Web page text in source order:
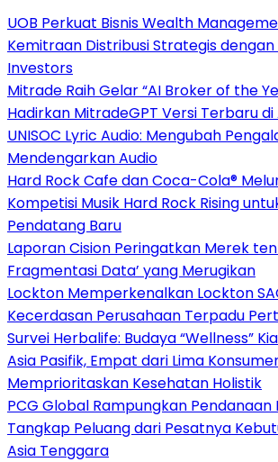
UOB Perkuat Bisnis Wealth
Kemitraan Distribusi Strategis
Investors
Mitrade Raih Gelar “AI Broker of the
Hadirkan MitradeGPT Versi Terbaru di
UNISOC Lyric Audio: Mengubah
Mendengarkan Audio
Hard Rock Cafe dan Coca-Cola®
Kompetisi Musik Hard Rock Rising
Pendatang Baru
Laporan Cision Peringatkan Merek
Fragmentasi Data’ yang Merugikan
Lockton Memperkenalkan Lockton
Kecerdasan Perusahaan Terpadu
Survei Herbalife: Budaya “Wellness”
Asia Pasifik, Empat dari Lima
Memprioritaskan Kesehatan Holistik
PCG Global Rampungkan Pendanaan
Tangkap Peluang dari Pesatnya
Asia Tenggara